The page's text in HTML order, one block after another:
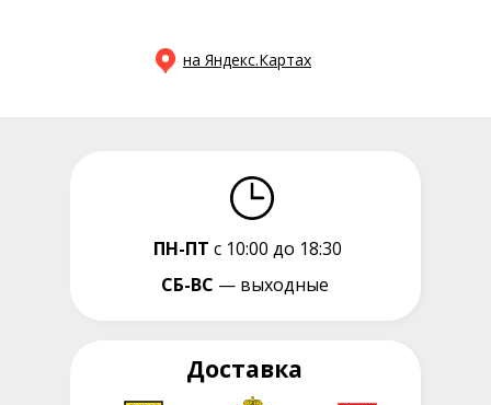
ПН-ПТ с 10:00 до 18:30
СБ-ВС — выходные
на Яндекс.Картах
Доставка